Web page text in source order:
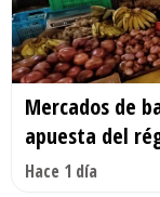
Mercados de
apuesta del
Hace 1 día